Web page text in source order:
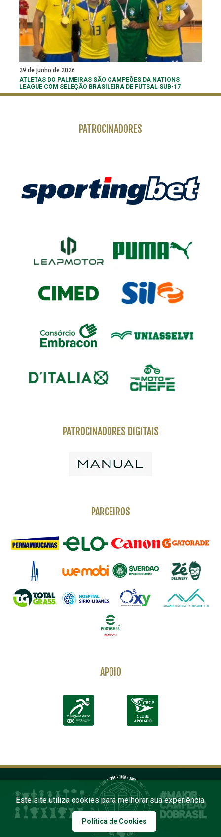
29 de junho de 2026
ATLETAS DO PALMEIRAS SÃO CAMPEÕES DA NATIONS
LEAGUE COM SELEÇÃO BRASILEIRA DE FUTSAL SUB-17
PATROCINADORES
PATROCINADORES DIGITAIS
PARCEIROS
APOIO
Este site utiliza cookies para melhorar sua experiência.
Política de Cookies